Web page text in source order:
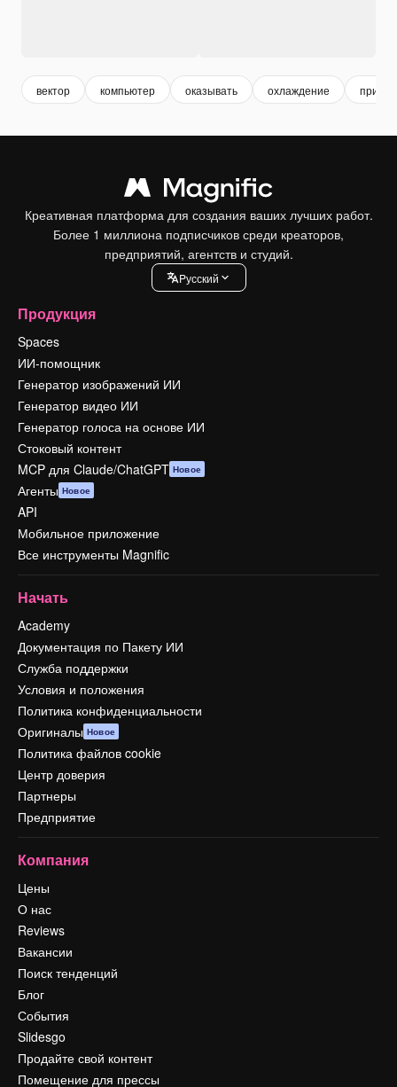
вектор компьютер оказывать охлаждение
Креативная платформа для создания ваших лучших работ.
Более 1 миллиона подписчиков среди креаторов,
предприятий, агентств и студий.
Pусский
Продукция
Spaces
ИИ-помощник
Генератор изображений ИИ
Генератор видео ИИ
Генератор голоса на основе ИИ
Стоковый контент
MCP для Claude/ChatGPT Новое
Агенты Новое
API
Мобильное приложение
Все инструменты Magnific
Начать
Academy
Документация по Пакету ИИ
Служба поддержки
Условия и положения
Политика конфиденциальности
Оригиналы Новое
Политика файлов cookie
Центр доверия
Партнеры
Предприятие
Компания
Цены
О нас
Reviews
Вакансии
Поиск тенденций
Блог
События
Slidesgo
Продайте свой контент
Помещение для прессы